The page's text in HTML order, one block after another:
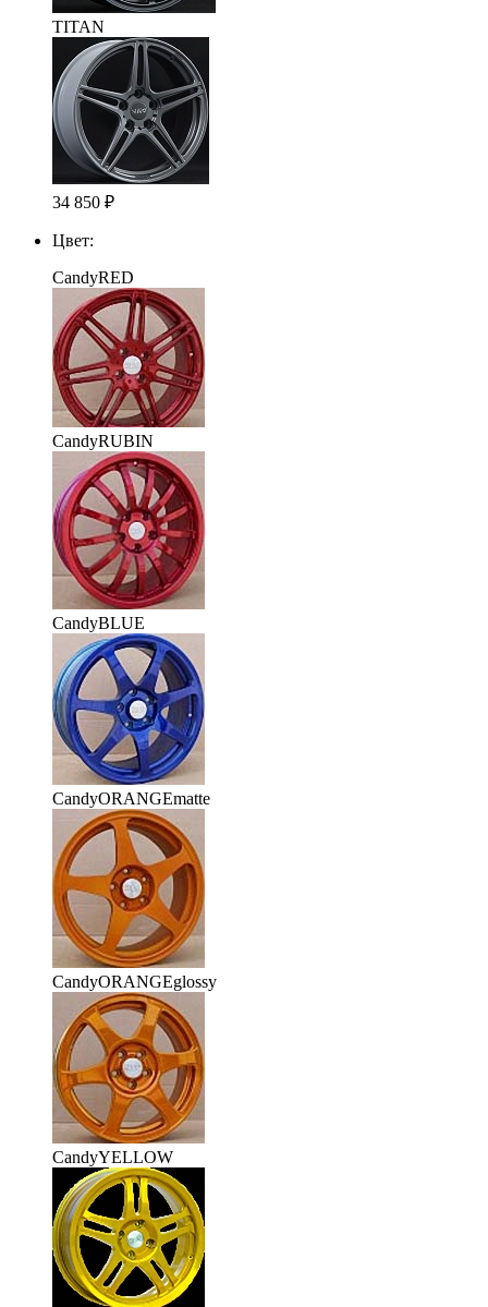
TITAN
34 850 ₽
Цвет:
CandyRED
CandyRUBIN
CandyBLUE
CandyORANGEmatte
CandyORANGEglossy
CandyYELLOW